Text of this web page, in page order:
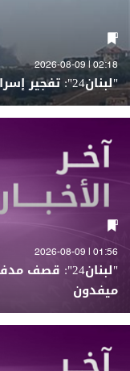
02:18 | 2026-08-09
"لبنان24": تفجير إسرائيلي ضخم في زوطر الشرقية
01:56 | 2026-08-09
"لبنان24":
ميفدون